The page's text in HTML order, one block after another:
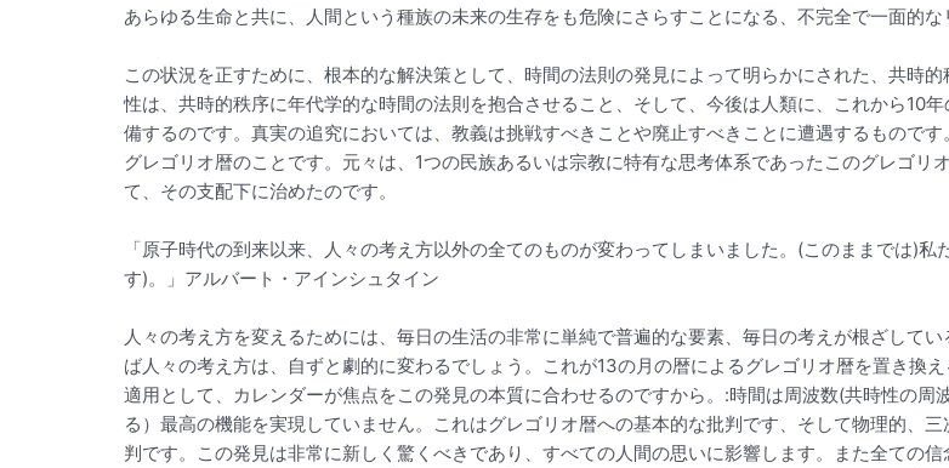
あらゆる生命と共に、人間という種族の未来の生存をも危険にさらすことになる、不完全で一面的
この状況を正すために、根本的な解決策として、時間の法則の発見によって明らかにされた、共時
性は、共時的秩序に年代学的な時間の法則を抱合させること、そして、今後は人類に、これから10
備するのです。真実の追究においては、教義は挑戦すべきことや廃止すべきことに遭遇するもので
グレゴリオ暦のことです。元々は、1つの民族あるいは宗教に特有な思考体系であったこのグレゴ
て、その支配下に治めたのです。
「原子時代の到来以来、人々の考え方以外の全てのものが変わってしまいました。(このままでは)
す)。」アルバート・アインシュタイン
人々の考え方を変えるためには、毎日の生活の非常に単純で普遍的な要素、毎日の考えが根ざして
ば人々の考え方は、自ずと劇的に変わるでしょう。これが13の月の暦によるグレゴリオ暦を置き換
適用として、カレンダーが焦点をこの発見の本質に合わせるのですから。:時間は周波数(共時性の
る）最高の機能を実現していません。これはグレゴリオ暦への基本的な批判です、そして物理的、
判です。この発見は非常に新しく驚くべきであり、すべての人間の思いに影響します。また全ての